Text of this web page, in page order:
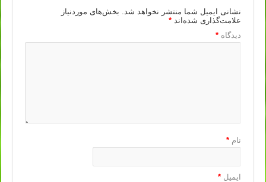
نشانی ایمیل شما منتشر نخواهد شد.
بخش‌های موردنیاز
علامت‌گذاری شده‌اند*
دیدگاه*
نام*
ایمیل*